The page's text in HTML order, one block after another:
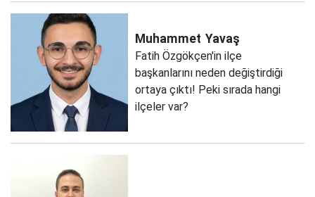
Muhammet Yavaş
Fatih Özgökçen'in ilçe
başkanlarını neden değiştirdiği
ortaya çıktı! Peki sırada hangi
ilçeler var?